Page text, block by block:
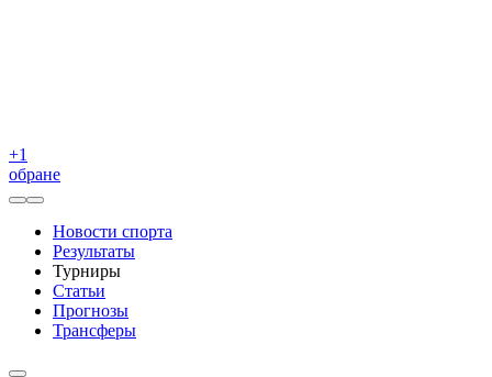
+1
обране
Новости спорта
Результаты
Турниры
Статьи
Прогнозы
Трансферы